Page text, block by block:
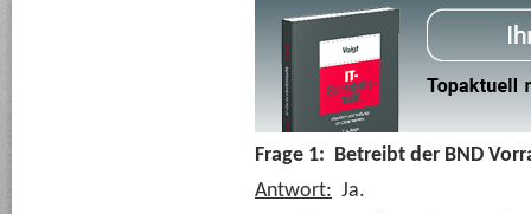
Frage 1: Betreibt der BND
Antwort: Ja.